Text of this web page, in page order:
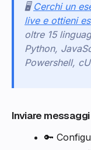
🖥️ Cerchi un
live e ottieni
oltre 15
Python,
Powershell,
Inviare
🔑